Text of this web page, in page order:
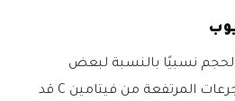
نسبيًا بالنسبة لبعض
المستخدمين. كما أن الجرعات المرتفعة من فيتامين C قد